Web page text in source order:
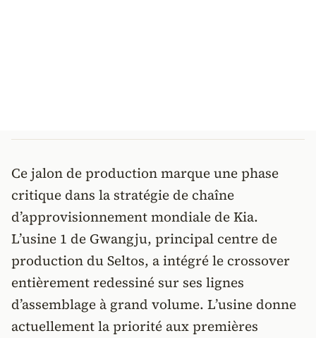
Ce jalon de production marque une phase
critique dans la stratégie de chaîne
d’approvisionnement mondiale de Kia.
L’usine 1 de Gwangju, principal centre de
production du Seltos, a intégré le crossover
entièrement redessiné sur ses lignes
d’assemblage à grand volume. L’usine donne
actuellement la priorité aux premières